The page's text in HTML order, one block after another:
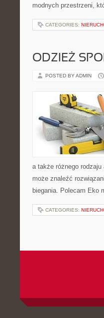
modnych przestrzeni,
CATEGORIES:
ODZIEŻ
POSTED BY ADMIN
a także różnego
może znaleźć
biegania. Polecam Eko
CATEGORIES: